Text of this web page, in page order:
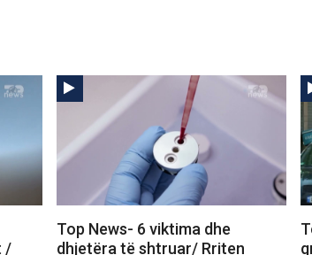
/
Top News- 6 viktima dhe
dhjetëra të shtruar/ Rriten